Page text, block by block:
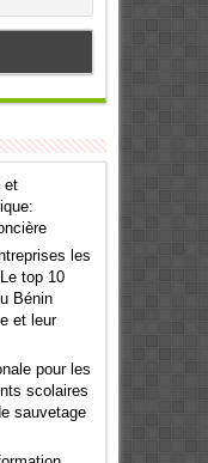
et
les
top 10
Bénin
et leur
pour les
scolaires
sauvetage